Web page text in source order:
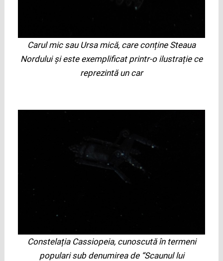
Carul mic sau Ursa mică, care conține Steaua
Nordului și este exemplificat printr-o ilustrație ce
reprezintă un car
Constelația Cassiopeia, cunoscută în termeni
populari sub denumirea de “Scaunul lui